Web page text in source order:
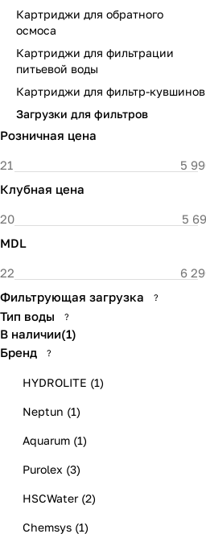
Картриджи для обратного
осмоса
Картриджи для фильтрации
питьевой воды
Картриджи для фильтр-кувшинов
Загрузки для фильтров
Розничная цена
Клубная цена
MDL
Фильтрующая загрузка ?
Тип воды ?
В наличии(1)
Бренд
?
HYDROLITE (1)
Neptun (1)
Aquarum (1)
Purolex (3)
HSCWater (2)
Chemsys (1)